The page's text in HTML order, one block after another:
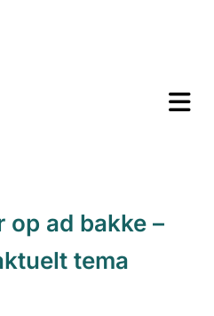
op ad bakke –
tema